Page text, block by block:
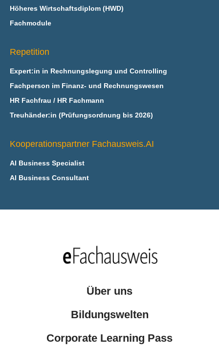
Höheres Wirtschaftsdiplom (HWD)
Fachmodule
Repetition
Expert:in in Rechnungslegung und Controlling
Fachperson im Finanz- und Rechnungswesen
HR Fachfrau / HR Fachmann
Treuhänder:in (Prüfungsordnung bis 2026)
Kooperationspartner Fachausweis.AI
AI Business Specialist
AI Business Consultant
Über uns
Bildungswelten
Corporate Learning Pass